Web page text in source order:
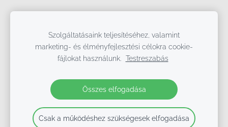
1092 Budapest, Hőgyes Endre u. 6. (az Iparművészeti Múzeum mögött),
+36 70 621-1775, info@t3studio.hu
Szolgáltatásaink teljesítéséhez, valamint
marketing- és élményfejlesztési célokra cookie-
fájlokat használunk.
Testreszabás
Összes elfogadása
Csak a működéshez szükségesek elfogadása